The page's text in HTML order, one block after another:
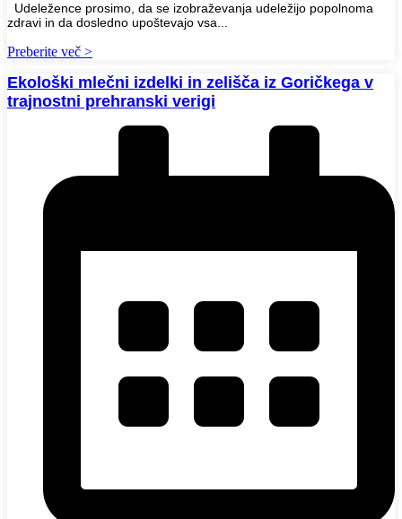
Udeležence prosimo, da se izobraževanja udeležijo popolnoma
zdravi in da dosledno upoštevajo vsa...
Preberite več >
Ekološki mlečni izdelki in zelišča iz Goričkega v
trajnostni prehranski verigi